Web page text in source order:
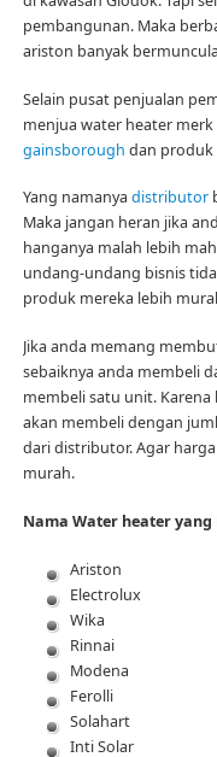
pembangunan. Maka
ariston banyak
Selain pusat penjualan
menjua water heater
gainsborough dan produk
Yang namanya distributor
Maka jangan heran jika
hanganya malah lebih
undang-undang bisnis
produk mereka lebih
Jika anda memang
sebaiknya anda membeli
membeli satu unit. Karena
akan membeli dengan
dari distributor. Agar
murah.
Nama Water heater
Ariston
Electrolux
Wika
Rinnai
Modena
Ferolli
Solahart
Inti Solar